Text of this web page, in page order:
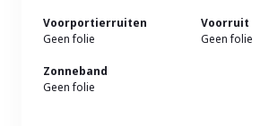
Voorportierruiten
Geen folie
Voorruit
Geen folie
Zonneband
Geen folie